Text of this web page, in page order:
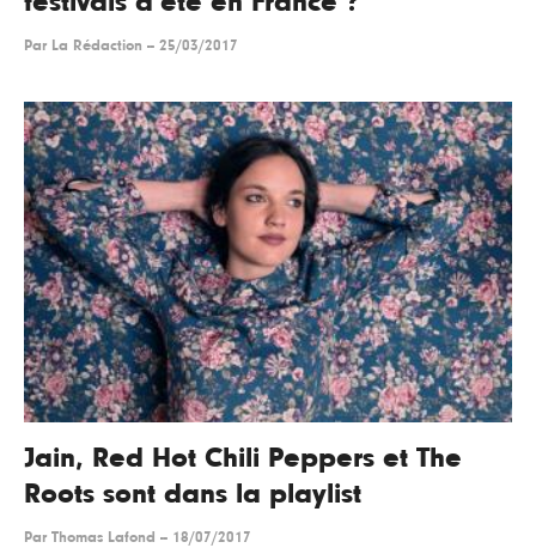
Par La Rédaction -- 25/03/2017
Jain, Red Hot Chili Peppers et The
Roots sont dans la playlist
Par Thomas Lafond -- 18/07/2017